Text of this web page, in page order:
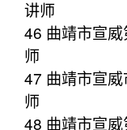
讲师
46 曲靖市宣
师
47 曲靖市宣
师
48 曲靖市宣